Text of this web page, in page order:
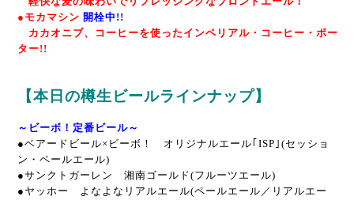
●モカマシン 開栓中!!
カカオニブ、コーヒーを使ったインペリアル・コーヒー・ポー
ター!!
【本日の樽生ビールラインナップ】
～ビーボ！定番ビール～
●ベアードビール×ビーボ！ オリジナルエール｢ISP｣(セッショ
ン・ペールエール)
●サンクトガーレン 湘南ゴールド(フルーツエール)
●ヤッホー よなよなリアルエール(ペールエール／リアルエー